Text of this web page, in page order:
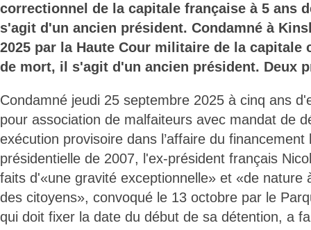
correctionnel de la capitale française à 5 ans
s'agit d'un ancien président. Condamné à
2025 par la Haute Cour militaire de la capitale
de mort, il s'agit d'un ancien président. Deux
Condamné jeudi 25 septembre 2025 à cinq ans
pour association de malfaiteurs avec mandat de
exécution provisoire dans l’affaire du
présidentielle de 2007, l'ex-président français
faits d'«une gravité exceptionnelle» et «de nature
des citoyens», convoqué le 13 octobre par le
qui doit fixer la date du début de sa détention, a